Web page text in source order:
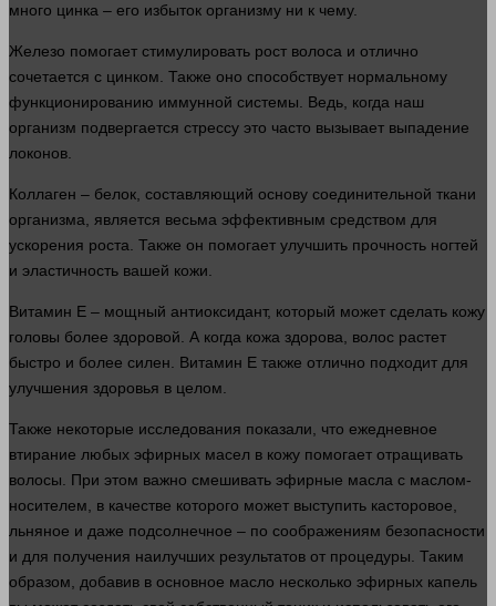
много цинка – его избыток организму ни к чему.
Железо помогает стимулировать рост волоса и отлично
сочетается с цинком. Также оно способствует нормальному
функционированию иммунной системы . Ведь, когда наш
организм подвергается стрессу это часто вызывает выпадение
локонов.
Коллаген – белок, составляющий основу соединительной ткани
организма, является весьма эффективным средством для
ускорения роста. Также он помогает улучшить прочность ногтей
и эластичность вашей кожи
Витамин Е – мощный антиоксидант, который может сделать кожу
головы более здоровой. А когда кожа здорова, волос растет
быстро и более силен. Витамин Е также отлично подходит для
улучшения здоровья в целом.
Также некоторые исследования показали, что ежедневное
втирание любых эфирных масел в кожу помогает отращивать
волосы . При этом важно смешивать эфирные масла с маслом-
носителем, в качестве которого может выступить касторовое,
льняное и даже подсолнечное – по соображениям безопасности
и для получения наилучших результатов от процедуры. Таким
образом, добавив в основное масло несколько эфирных капель